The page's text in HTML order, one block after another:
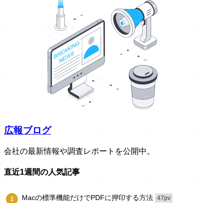
広報ブログ
会社の最新情報や調査レポートを公開中。
直近1週間の人気記事
1 Macの標準機能だけでPDFに押印する方法 47pv